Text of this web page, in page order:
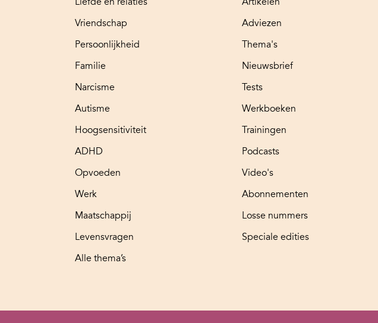
Vriendschap
Persoonlijkheid
Familie
Narcisme
Autisme
Hoogsensitiviteit
ADHD
Opvoeden
Werk
Maatschappij
Levensvragen
Alle thema’s
Adviezen
Thema's
Nieuwsbrief
Tests
Werkboeken
Trainingen
Podcasts
Video's
Abonnementen
Losse nummers
Speciale edities